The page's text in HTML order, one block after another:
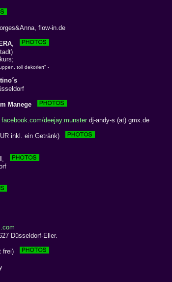
flow-in.de
toll dekoriert" -
Manege
deejay.munsterdj-andy-s (at) gmx.de
inkl. ein Getränk)
Düsseldorf-Eller.
frei)